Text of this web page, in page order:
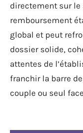
directement sur le
remboursement
global et peut
dossier solide,
attentes de
franchir la barre
couple ou seul